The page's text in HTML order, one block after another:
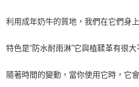
利用成年奶牛的質地，我們在它們身
特色是“防水耐雨淋”它與植鞣革有很大
隨著時間的變動，當你使用它時，它